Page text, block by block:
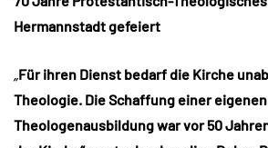
Hermannstadt gefeiert
„Für ihren Dienst bedarf die Kirche
Theologie. Die Schaffung einer eigenen
Theologenausbildung war vor 50